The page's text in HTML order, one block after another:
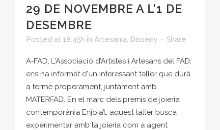
29 DE NOVEMBRE A L’1 DE
DESEMBRE
Posted at 18:45h in Artesania, Disseny Share
A-FAD, L'Associació d’Artistes i Artesans del FAD,
ens ha informat d'un interessant taller que durà
a terme properament, juntament amb
MATERFAD. En el marc dels premis de joieria
contemporània Enjoia’t, aquest taller busca
experimentar amb la joieria com a agent